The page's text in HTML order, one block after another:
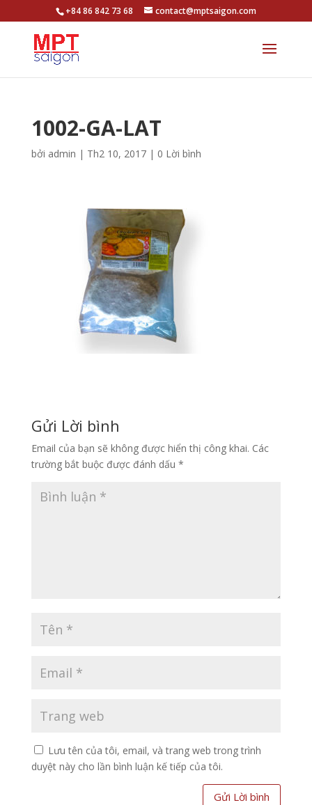
+84 86 842 73 68 contact@mptsaigon.com
1002-GA-LAT
bởi admin | Th2 10, 2017| 0 Lời bình
Gửi Lời bình
Email của bạn sẽ không được hiển thị công khai. Các
trường bắt buộc được đánh dấu *
Lưu tên của tôi, email, và trang web trong trình
duyệt này cho lần bình luận kế tiếp của tôi.